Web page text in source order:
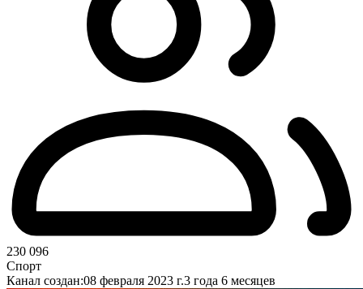
230 096
Спорт
Канал создан:08 февраля 2023 г.3 года 6 месяцев